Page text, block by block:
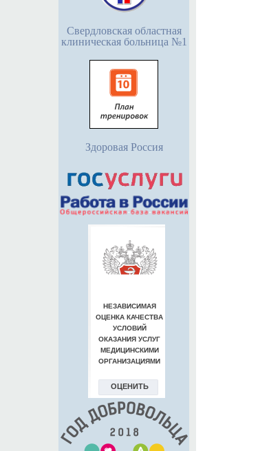
Свердловская областная
клиническая больница №1
Здоровая Россия